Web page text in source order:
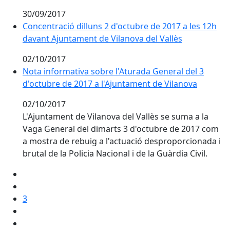
30/09/2017
Concentració dilluns 2 d'octubre de 2017 a les 12h
davant Ajuntament de Vilanova del Vallès
02/10/2017
Nota informativa sobre l'Aturada General del 3
d'octubre de 2017 a l'Ajuntament de Vilanova
02/10/2017
L'Ajuntament de Vilanova del Vallès se suma a la
Vaga General del dimarts 3 d'octubre de 2017 com
a mostra de rebuig a l'actuació desproporcionada i
brutal de la Policia Nacional i de la Guàrdia Civil.
3